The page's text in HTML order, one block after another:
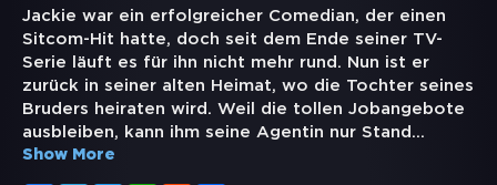
Jackie war ein erfolgreicher Comedian, der einen
Sitcom-Hit hatte, doch seit dem Ende seiner TV-
Serie läuft es für ihn nicht mehr rund. Nun ist er
zurück in seiner alten Heimat, wo die Tochter seines
Bruders heiraten wird. Weil die tollen Jobangebote
ausbleiben, kann ihm seine Agentin nur Stand ...
Show More